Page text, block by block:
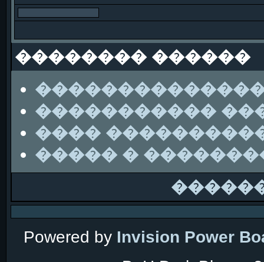
�������� ������
�����������
����
����� �
Powered by Invision Power